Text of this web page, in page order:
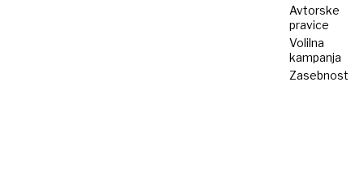
Avtorske
pravice
Volilna
kampanja
Zasebnost